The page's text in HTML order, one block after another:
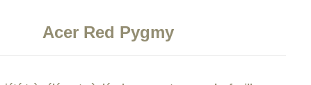
Acer Red Pygmy